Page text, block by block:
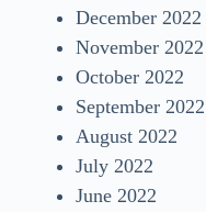
December 2022
November 2022
October 2022
September 2022
August 2022
July 2022
June 2022